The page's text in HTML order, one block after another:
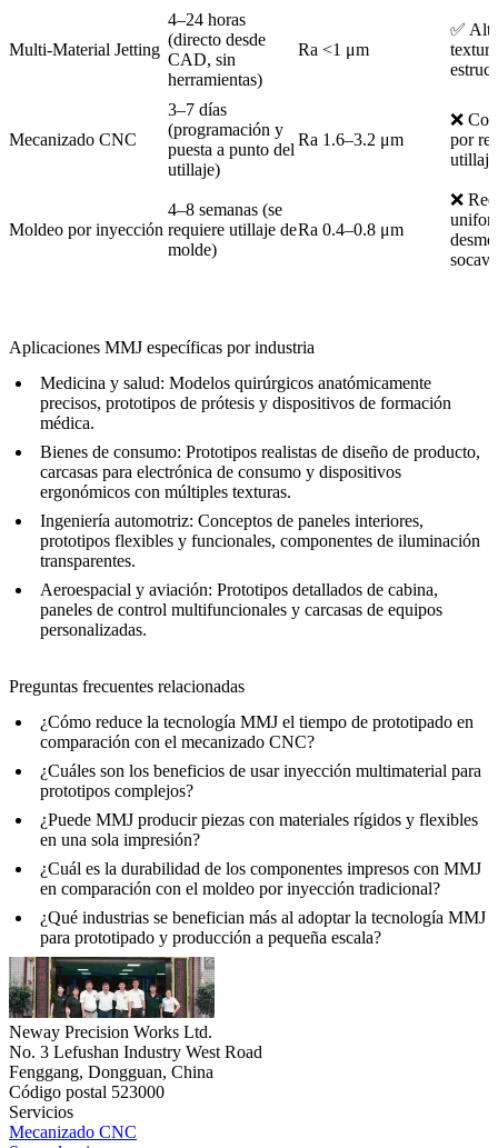
Multi-Material Jetting
4–24 horas
(directo desde
CAD, sin
herramientas)
Ra <1 μm
✅
Mecanizado CNC
3–7 días
(programación y
puesta a punto del
utillaje)
Ra 1.6–3.2 μm
❌
por
utillaje
Moldeo por inyección
4–8 semanas (se
requiere utillaje de
molde)
Ra 0.4–0.8 μm
❌
Aplicaciones MMJ específicas por industria
Medicina y salud: Modelos quirúrgicos anatómicamente
precisos, prototipos de prótesis y dispositivos de formación
médica.
Bienes de consumo: Prototipos realistas de diseño de producto,
carcasas para electrónica de consumo y dispositivos
ergonómicos con múltiples texturas.
Ingeniería automotriz: Conceptos de paneles interiores,
prototipos flexibles y funcionales, componentes de iluminación
transparentes.
Aeroespacial y aviación: Prototipos detallados de cabina,
paneles de control multifuncionales y carcasas de equipos
personalizadas.
Preguntas frecuentes relacionadas
¿Cómo reduce la tecnología MMJ el tiempo de prototipado en
comparación con el mecanizado CNC?
¿Cuáles son los beneficios de usar inyección multimaterial para
prototipos complejos?
¿Puede MMJ producir piezas con materiales rígidos y flexibles
en una sola impresión?
¿Cuál es la durabilidad de los componentes impresos con MMJ
en comparación con el moldeo por inyección tradicional?
¿Qué industrias se benefician más al adoptar la tecnología MMJ
para prototipado y producción a pequeña escala?
Neway Precision Works Ltd.
No. 3 Lefushan Industry West Road
Fenggang, Dongguan, China
Código postal 523000
Servicios
Mecanizado CNC